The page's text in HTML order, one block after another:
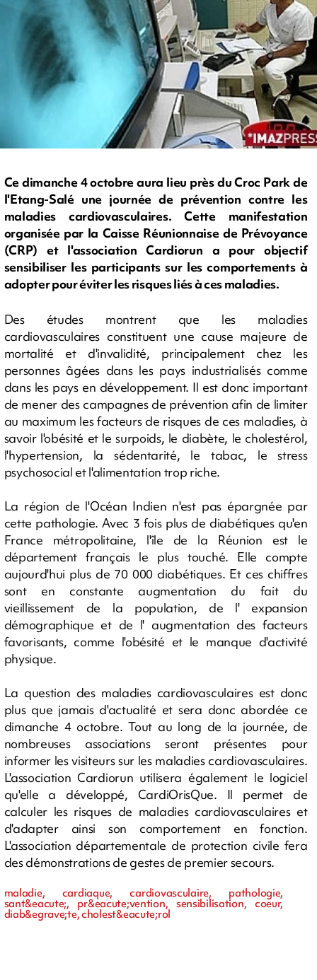
Ce dimanche 4 octobre aura lieu près du Croc Park de
l'Etang-Salé une journée de prévention contre les
maladies cardiovasculaires. Cette manifestation
organisée par la Caisse Réunionnaise de Prévoyance
(CRP) et l'association Cardiorun a pour objectif
sensibiliser les participants sur les comportements à
adopter pour éviter les risques liés à ces maladies.
Des études montrent que les maladies
cardiovasculaires constituent une cause majeure de
mortalité et d'invalidité, principalement chez les
personnes âgées dans les pays industrialisés comme
dans les pays en développement. Il est donc important
de mener des campagnes de prévention afin de limiter
au maximum les facteurs de risques de ces maladies, à
savoir l'obésité et le surpoids, le diabète, le cholestérol,
l'hypertension, la sédentarité, le tabac, le stress
psychosocial et l'alimentation trop riche.
La région de l'Océan Indien n'est pas épargnée par
cette pathologie. Avec 3 fois plus de diabétiques qu'en
France métropolitaine, l'île de la Réunion est le
département français le plus touché. Elle compte
aujourd'hui plus de 70 000 diabétiques. Et ces chiffres
sont en constante augmentation du fait du
vieillissement de la population, de l' expansion
démographique et de l' augmentation des facteurs
favorisants, comme l'obésité et le manque d'activité
physique.
La question des maladies cardiovasculaires est donc
plus que jamais d'actualité et sera donc abordée ce
dimanche 4 octobre. Tout au long de la journée, de
nombreuses associations seront présentes pour
informer les visiteurs sur les maladies cardiovasculaires.
L'association Cardiorun utilisera également le logiciel
qu'elle a développé, CardiOrisQue. Il permet de
calculer les risques de maladies cardiovasculaires et
d'adapter ainsi son comportement en fonction.
L'association départementale de protection civile fera
des démonstrations de gestes de premier secours.
maladie, cardiaque, cardiovasculaire, pathologie,
sant&eacute;, pr&eacute;vention, sensibilisation, coeur,
diab&egrave;te, cholest&eacute;rol